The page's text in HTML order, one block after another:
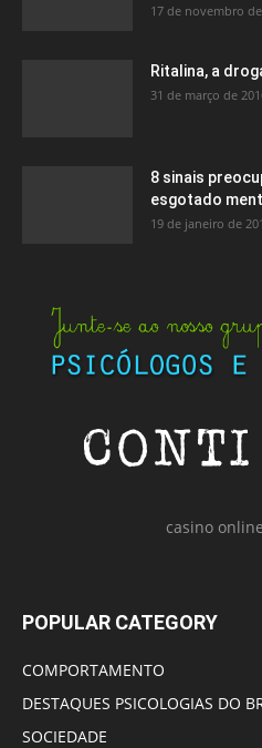
17 de novembro
Ritalina, a
31 de março de
8 sinais
esgotado
19 de janeiro de
casino
POPULAR CATEGORY
COMPORTAMENTO
DESTAQUES PSICOLOGIAS DO
SOCIEDADE